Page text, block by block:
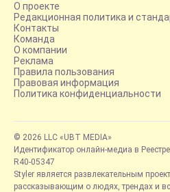
О проекте
Редакционная политика и
Контакты
Команда
О компании
Реклама
Правила пользования
Правовая информация
Политика конфиденциальности
© 2026 LLC «UBT MEDIA»
Идентификатор онлайн-медиа в
R40-05347
Styler является развлекательным
рассказывающим о людях, трендах и